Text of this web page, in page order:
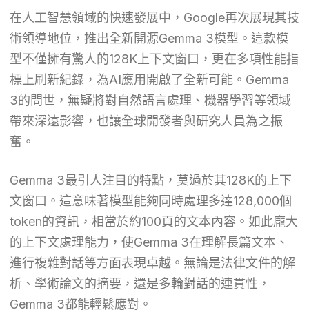
在人工智慧領域的快速發展中，Google再次展現其技
術領導地位，推出全新開源Gemma 3模型。這款模
型不僅擁有驚人的128K上下文窗口，更在多項性能指
標上刷新紀錄，為AI應用開啟了全新可能。Gemma
3的問世，無疑將對自然語言處理、機器學習等領域
帶來深遠影響，也讓全球開發者與研究人員為之振
奮。
Gemma 3最引人注目的特點，莫過於其128K的上下
文窗口。這意味著模型能夠同時處理多達128,000個
token的資訊，相當於約100頁的文本內容。如此龐大
的上下文處理能力，使Gemma 3在理解長篇文本、
進行複雜對話等方面表現卓越。無論是法律文件的解
析、學術論文的摘要，還是多輪對話的連貫性，
Gemma 3都能輕鬆應對。